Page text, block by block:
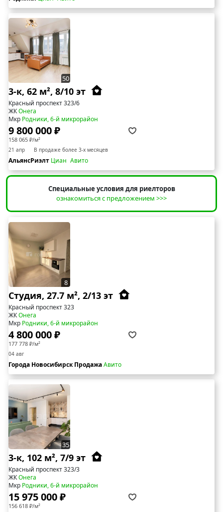
50
3-к, 62 м², 8/10 эт
Красный проспект 323/6
ЖКОнега
Мкр Родники, 6-й микрорайон
9 800 000 ₽
158 065 ₽/м²
21 апр В продаже более 3-х месяцев
АльянсРиэлт Циан Авито
Специальные условия для риелторов
ознакомиться с предложением >>>
8
Студия, 27.7 м², 2/13 эт
Красный проспект 323
ЖКОнега
Мкр Родники, 6-й микрорайон
4 800 000 ₽
177 778 ₽/м²
04 авг
Города Новосибирск ПродажаАвито
35
3-к, 102 м², 7/9 эт
Красный проспект 323/3
ЖКОнега
Мкр Родники, 6-й микрорайон
15 975 000 ₽
156 618 ₽/м²